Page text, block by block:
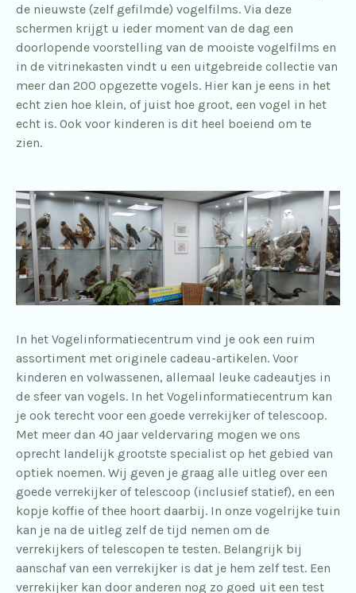
de nieuwste (zelf gefilmde) vogelfilms. Via deze
schermen krijgt u ieder moment van de dag een
doorlopende voorstelling van de mooiste vogelfilms en
in de vitrinekasten vindt u een uitgebreide collectie van
meer dan 200 opgezette vogels. Hier kan je eens in het
echt zien hoe klein, of juist hoe groot, een vogel in het
echt is. Ook voor kinderen is dit heel boeiend om te
zien.
In het Vogelinformatiecentrum vind je ook een ruim
assortiment met originele cadeau-artikelen. Voor
kinderen en volwassenen, allemaal leuke cadeautjes in
de sfeer van vogels. In het Vogelinformatiecentrum kan
je ook terecht voor een goede verrekijker of telescoop.
Met meer dan 40 jaar veldervaring mogen we ons
oprecht landelijk grootste specialist op het gebied van
optiek noemen. Wij geven je graag alle uitleg over een
goede verrekijker of telescoop (inclusief statief), en een
kopje koffie of thee hoort daarbij. In onze vogelrijke tuin
kan je na de uitleg zelf de tijd nemen om de
verrekijkers of telescopen te testen. Belangrijk bij
aanschaf van een verrekijker is dat je hem zelf test. Een
verrekijker kan door anderen nog zo goed uit een test